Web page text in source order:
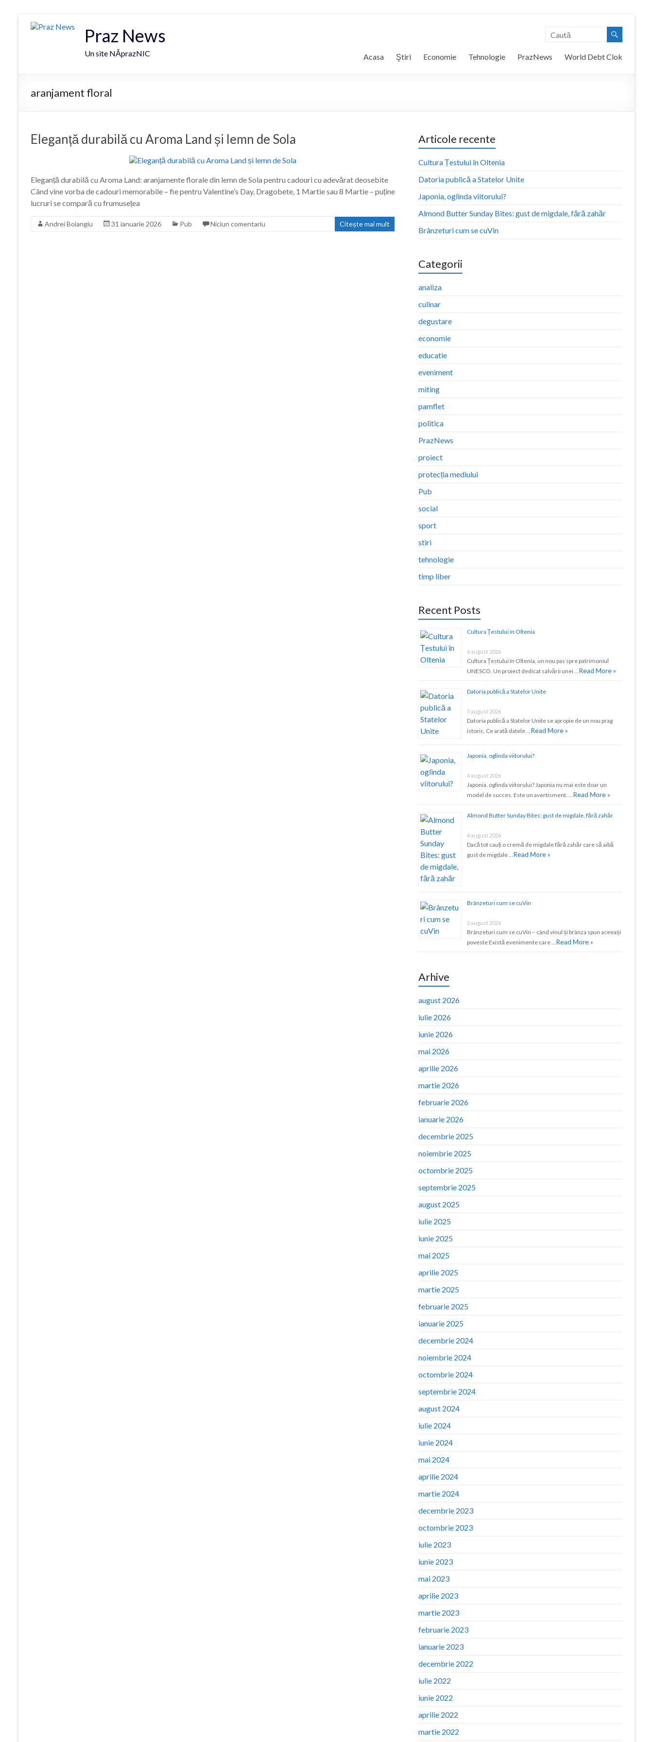
Praz News
Un site NĂprazNIC Acasa Ştiri Economie Tehnologie PrazNews World Debt Clok
aranjament floral
Eleganță durabilă cu Aroma Land și lemn de Sola
Eleganță durabilă cu Aroma Land: aranjamente florale din lemn de Sola pentru cadouri cu adevărat deosebite
Când vine vorba de cadouri memorabile – fie pentru Valentine’s Day, Dragobete, 1 Martie sau 8 Martie – puține
lucruri se compară cu frumusețea
Andrei Boiangiu 31 ianuarie 2026 Pub Niciun comentariu Citește mai mult
Articole recente
Cultura Țestului în Oltenia
Datoria publică a Statelor Unite
Japonia, oglinda viitorului?
Almond Butter Sunday Bites: gust de migdale, fără zahăr
Brânzeturi cum se cuVin
Categorii
analiza
culinar
degustare
economie
educatie
eveniment
miting
pamflet
politica
PrazNews
proiect
protecția mediului
Pub
social
sport
stiri
tehnologie
timp liber
Recent Posts
Cultura Țestului în Oltenia
6 august 2026
Cultura Țestului în Oltenia, un nou pas spre patrimoniul
UNESCO. Un proiect dedicat salvării unei …Read More »
Datoria publică a Statelor Unite
5 august 2026
Datoria publică a Statelor Unite se apropie de un nou prag
istoric. Ce arată datele …Read More »
Japonia, oglinda viitorului?
4 august 2026
Japonia, oglinda viitorului? Japonia nu mai este doar un
model de succes. Este un avertisment. …Read More »
Almond Butter Sunday Bites: gust de migdale, fără zahăr
4 august 2026
Dacă tot cauți o cremă de migdale fără zahăr care să aibă
gust de migdale …Read More »
Brânzeturi cum se cuVin
2 august 2026
Brânzeturi cum se cuVin – când vinul și brânza spun aceeași
poveste Există evenimente care …Read More »
Arhive
august 2026
iulie 2026
iunie 2026
mai 2026
aprilie 2026
martie 2026
februarie 2026
ianuarie 2026
decembrie 2025
noiembrie 2025
octombrie 2025
septembrie 2025
august 2025
iulie 2025
iunie 2025
mai 2025
aprilie 2025
martie 2025
februarie 2025
ianuarie 2025
decembrie 2024
noiembrie 2024
octombrie 2024
septembrie 2024
august 2024
iulie 2024
iunie 2024
mai 2024
aprilie 2024
martie 2024
decembrie 2023
octombrie 2023
iulie 2023
iunie 2023
mai 2023
aprilie 2023
martie 2023
februarie 2023
ianuarie 2023
decembrie 2022
iulie 2022
iunie 2022
aprilie 2022
martie 2022